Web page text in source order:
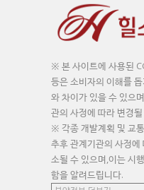
※ 본 사이트에 사용된
등은 소비자의 이해를
와 차이가 있을 수 있으
관의 사정에 따라 변경
※ 각종 개발계획 및 교
추후 관계기관의 사정에
소될 수 있으며,이는 시
함을 알려드립니다.